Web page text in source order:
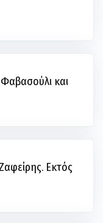
Φαβασούλι και
Εκτός